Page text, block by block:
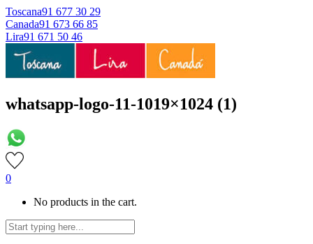
Toscana91 677 30 29
Canada91 673 66 85
Lira91 671 50 46
whatsapp-logo-11-1019×1024 (1)
0
No products in the cart.